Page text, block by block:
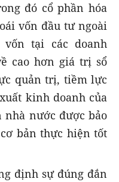
đó cổ phần hóa
vốn đầu tư ngoài
tại các doanh
cao hơn giá trị sổ
quản trị, tiềm lực
kinh doanh của
nhà nước được bảo
bản thực hiện tốt
định sự đúng đắn